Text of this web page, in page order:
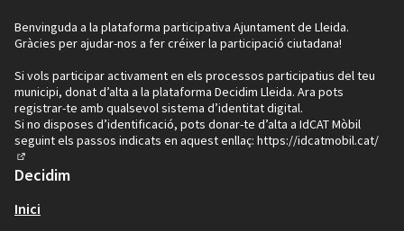
Benvinguda a la plataforma participativa Ajuntament de Lleida.
Gràcies per ajudar-nos a fer créixer la participació ciutadana!
Si vols participar activament en els processos participatius del teu
municipi, donat d’alta a la plataforma Decidim Lleida. Ara pots
registrar-te amb qualsevol sistema d’identitat digital.
Si no disposes d’identificació, pots donar-te d’alta a IdCAT Mòbil
seguint els passos indicats en aquest enllaç: https://idcatmobil.cat/
(Enllaç extern)
Decidim
Inici